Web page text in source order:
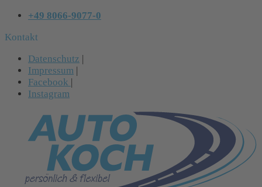
+49 8066-9077-0
Kontakt
Datenschutz |
Impressum |
Facebook |
Instagram